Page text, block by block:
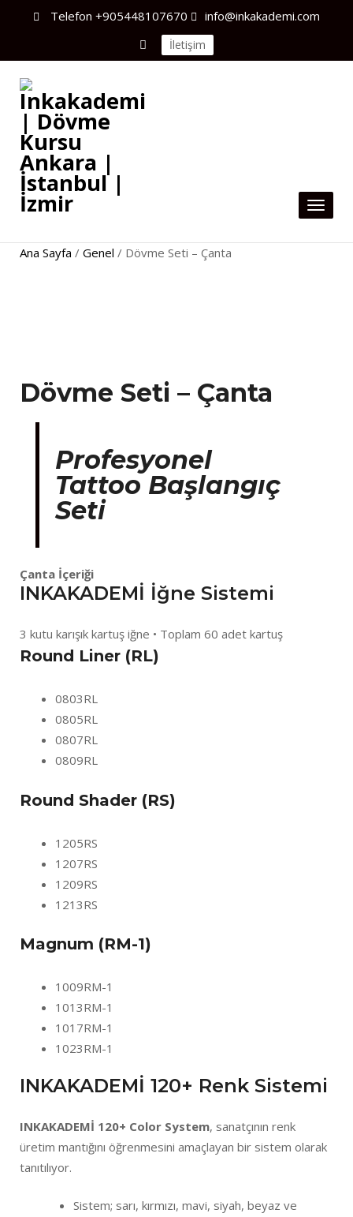
Telefon +905448107670 info@inkakademi.com
İletişim
Toggle
Ana Sayfa / Genel / Dövme Seti – Çanta
Dövme Seti – Çanta
Profesyonel
Tattoo Başlangıç
Seti
Çanta İçeriği
INKAKADEMİ İğne Sistemi
3 kutu karışık kartuş iğne • Toplam 60 adet kartuş
Round Liner (RL)
0803RL
0805RL
0807RL
0809RL
Round Shader (RS)
1205RS
1207RS
1209RS
1213RS
Magnum (RM-1)
1009RM-1
1013RM-1
1017RM-1
1023RM-1
INKAKADEMİ 120+ Renk Sistemi
INKAKADEMİ 120+ Color System, sanatçının renk
üretim mantığını öğrenmesini amaçlayan bir sistem olarak
tanıtılıyor.
Sistem; sarı, kırmızı, mavi, siyah, beyaz ve